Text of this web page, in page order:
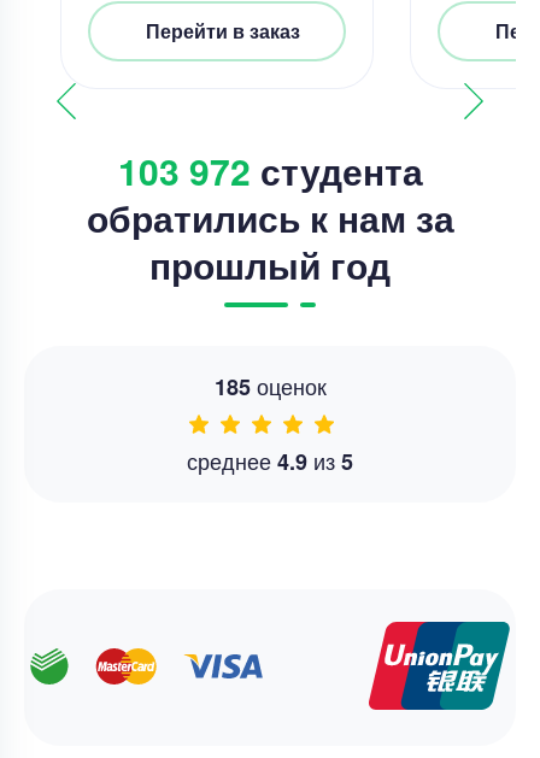
Перейти в заказ
103 972 студента
обратились к нам за
прошлый год
185оценок
среднее4.9 из5